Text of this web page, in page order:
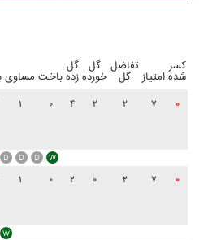
مساوی باخت
گل
زده
گل
خورده
تفاضل
گل امتیاز
کسر
شده
۱ ۰ ۴ ۲ ۲ ۷ ۰
۱ ۰ ۲ ۰ ۲ ۷ ۰